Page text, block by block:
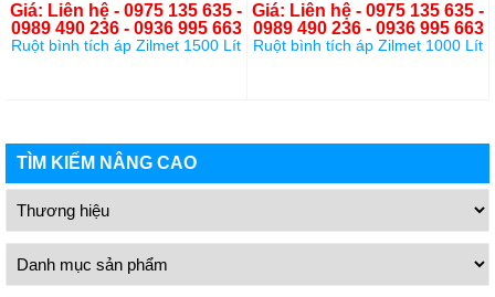
Giá: Liên hệ - 0975 135 635 -
0989 490 236 - 0936 995 663
Ruột bình tích áp Zilmet 1500 Lít
Giá: Liên hệ - 0975 135 635 -
0989 490 236 - 0936 995 663
Ruột bình tích áp Zilmet 1000 Lít
TÌM KIẾM NÂNG CAO